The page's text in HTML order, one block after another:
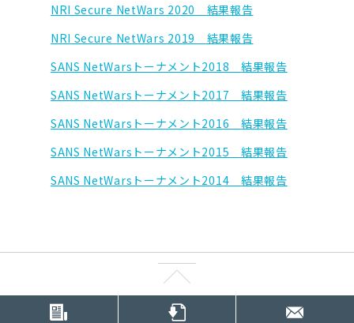
NRI Secure NetWars 2020 結果報告
NRI Secure NetWars 2019 結果報告
SANS NetWarsトーナメント2018 結果報告
SANS NetWarsトーナメント2017 結果報告
SANS NetWarsトーナメント2016 結果報告
SANS NetWarsトーナメント2015 結果報告
SANS NetWarsトーナメント2014 結果報告